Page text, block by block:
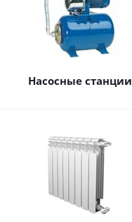
Насосные станции